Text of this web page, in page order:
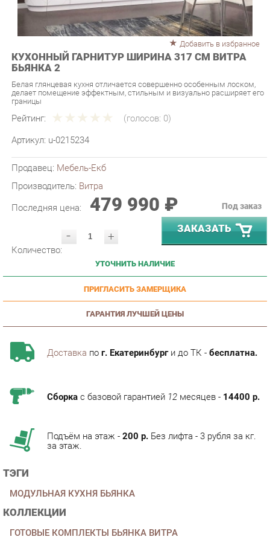
Добавить в избранное
КУХОННЫЙ ГАРНИТУР ШИРИНА 317 СМ ВИТРА
БЬЯНКА 2
Белая глянцевая кухня отличается совершенно особенным лоском,
границы
Рейтинг:
Артикул: u-0215234
Производитель:Витра
Последняя цена: 479 990 ₽
- ЗАКАЗАТЬ
УТОЧНИТЬ НАЛИЧИЕ
ПРИГЛАСИТЬ ЗАМЕРЩИКА
ГАРАНТИЯ ЛУЧШЕЙ ЦЕНЫ
Доставкапог. Екатеринбурги до ТК -бесплатна.
ТЭГИ
ГОТОВЫЕ КОМПЛЕКТЫ БЬЯНКА ВИТРА
ОПИСАНИЕ